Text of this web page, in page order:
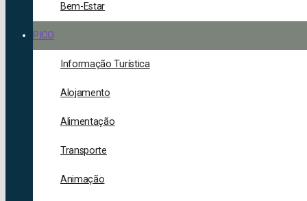
Bem-Estar
PICO
Informação Turística
Alojamento
Alimentação
Transporte
Animação